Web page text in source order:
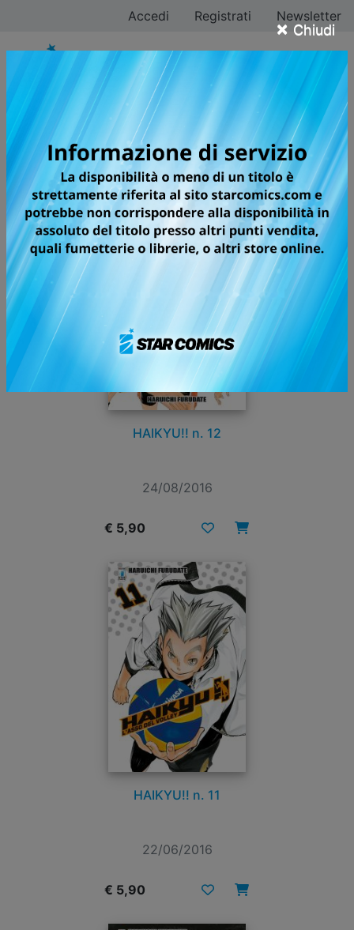
× Chiudi
Accedi Registrati Newsletter
Tutti i fumetti per la
testata TARGET
HAIKYU!! n. 12
24/08/2016
€ 5,90
HAIKYU!! n. 11
22/06/2016
€ 5,90